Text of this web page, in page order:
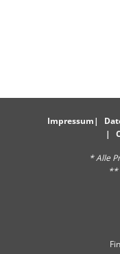
Impressum
* Alle
**